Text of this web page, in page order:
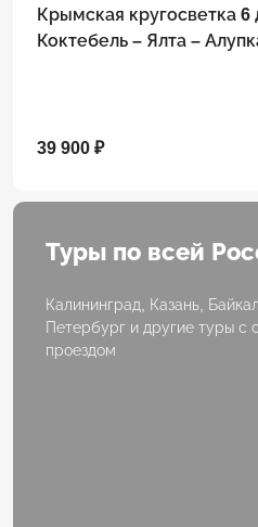
Крымская кругосветка
Коктебель – Ялта –
39 900 ₽
Туры по всей
Калининград, Казань,
Петербург и другие туры с
проездом